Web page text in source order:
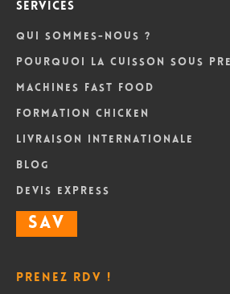
Services
Qui sommes-nous ?
Pourquoi la cuisson sous
Machines Fast Food
Formation Chicken
Livraison internationale
Blog
DEVIS Express
SAV
Prenez RDV !